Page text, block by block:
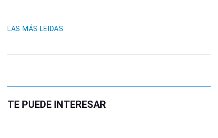
LAS MÁS LEIDAS
TE PUEDE INTERESAR